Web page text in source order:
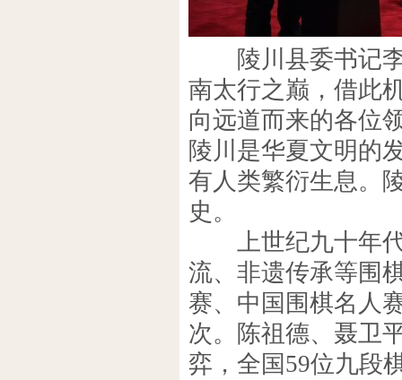
陵川县委书记李
南太行之巅，借此
向远道而来的各位
陵川是华夏文明的
有人类繁衍生息。
史。
上世纪九十年代
流、非遗传承等围
赛、中国围棋名人
次。陈祖德、聂卫
弈，全国59位九段